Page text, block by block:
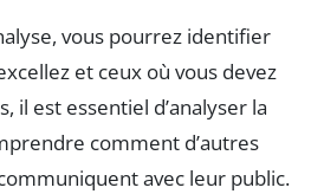
vous pourrez identifier
et ceux où vous devez
il est essentiel d’analyser la
comment d’autres
avec leur public.